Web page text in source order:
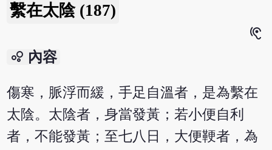
繫在太陰 (187)
hearing
bubble_chart 內容
傷寒，脈浮而緩，手足自溫者，是為繫在
太陰。太陰者，身當發黃；若小便自利
者，不能發黃；至七八日，大便鞕者，為